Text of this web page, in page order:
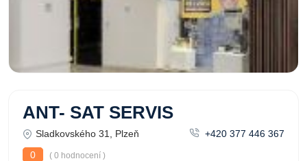
ANT- SAT SERVIS
Sladkovského 31, Plzeň
+420 377 446 367
0
( 0 hodnocení )